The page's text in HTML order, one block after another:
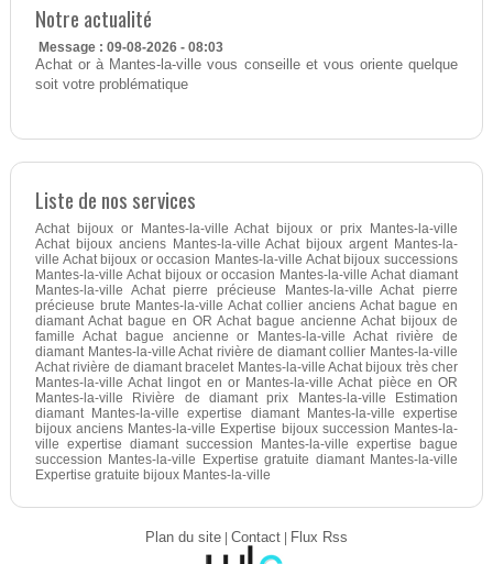
Notre actualité
Message : 09-08-2026 - 08:03
Achat or à Mantes-la-ville vous conseille et vous oriente quelque
soit votre problématique
Liste de nos services
Achat bijoux or Mantes-la-ville Achat bijoux or prix Mantes-la-ville
Achat bijoux anciens Mantes-la-ville Achat bijoux argent Mantes-la-
ville Achat bijoux or occasion Mantes-la-ville Achat bijoux successions
Mantes-la-ville Achat bijoux or occasion Mantes-la-ville Achat diamant
Mantes-la-ville Achat pierre précieuse Mantes-la-ville Achat pierre
précieuse brute Mantes-la-ville Achat collier anciens Achat bague en
diamant Achat bague en OR Achat bague ancienne Achat bijoux de
famille Achat bague ancienne or Mantes-la-ville Achat rivière de
diamant Mantes-la-ville Achat rivière de diamant collier Mantes-la-ville
Achat rivière de diamant bracelet Mantes-la-ville Achat bijoux très cher
Mantes-la-ville Achat lingot en or Mantes-la-ville Achat pièce en OR
Mantes-la-ville Rivière de diamant prix Mantes-la-ville Estimation
diamant Mantes-la-ville expertise diamant Mantes-la-ville expertise
bijoux anciens Mantes-la-ville Expertise bijoux succession Mantes-la-
ville expertise diamant succession Mantes-la-ville expertise bague
succession Mantes-la-ville Expertise gratuite diamant Mantes-la-ville
Expertise gratuite bijoux Mantes-la-ville
Plan du site| Contact| Flux Rss